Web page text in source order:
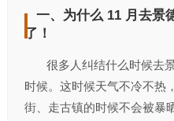
一、为什么 11 月去景
了！
很多人纠结什么时候去景
时候。这时候天气不冷不热
街、走古镇的时候不会被暴